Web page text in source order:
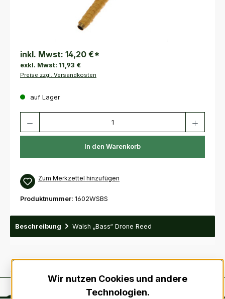
inkl. Mwst: 14,20 €*
exkl. Mwst: 11,93 €
Preise zzgl. Versandkosten
auf Lager
In den Warenkorb
Zum Merkzettel hinzufügen
Produktnummer: 1602WSBS
Beschreibung Walsh „Bass“ Drone Reed
Wir nutzen Cookies und andere
Technologien.